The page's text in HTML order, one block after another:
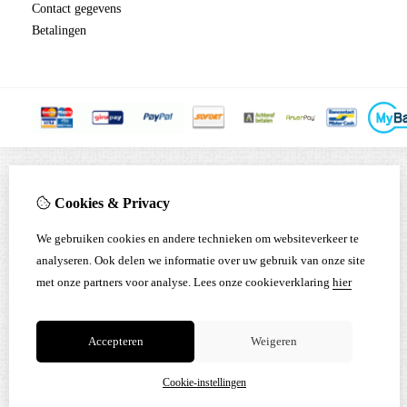
Contact gegevens
Betalingen
Cookies & Privacy
We gebruiken cookies en andere technieken om websiteverkeer te
analyseren. Ook delen we informatie over uw gebruik van onze site
met onze partners voor analyse. Lees onze cookieverklaring hier
Accepteren Weigeren
Cookie-instellingen